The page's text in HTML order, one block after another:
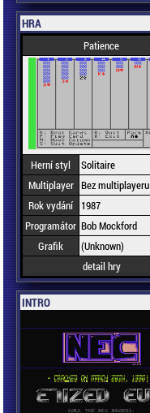
HRA
Patience
Herní styl
Solitaire
Multiplayer Bez multiplayeru
Rok vydání
1987
Programátor Bob Mockford
Grafik
(Unknown)
detail hry
INTRO